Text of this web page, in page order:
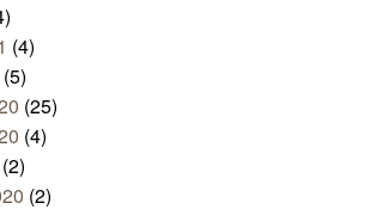
(4)
(5)
(25)
(4)
(2)
(2)